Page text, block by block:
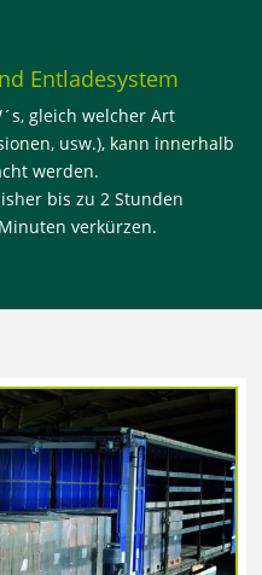
Entladesystem
gleich welcher Art
usw.), kann innerhalb
werden.
bis zu 2 Stunden
verkürzen.